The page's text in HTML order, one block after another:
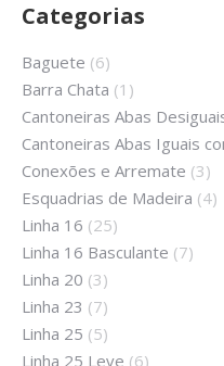
Categorias
Baguete (6)
Barra Chata (1)
Cantoneiras Abas
Cantoneiras Abas Iguais
Conexões e Arremate (3)
Esquadrias de Madeira (4)
Linha 16 (25)
Linha 16 Basculante (7)
Linha 20 (3)
Linha 23 (7)
Linha 25 (5)
Linha 25 Leve (6)